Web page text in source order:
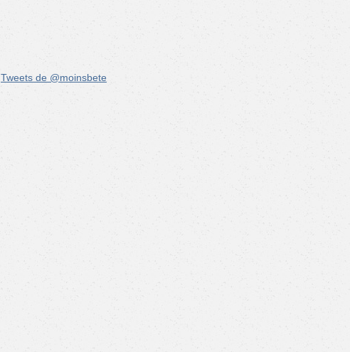
Tweets de @moinsbete